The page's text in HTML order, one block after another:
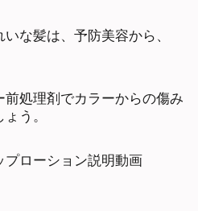
な髪は、予防美容から、
前処理剤でカラーからの傷み
う。
プローション説明動画